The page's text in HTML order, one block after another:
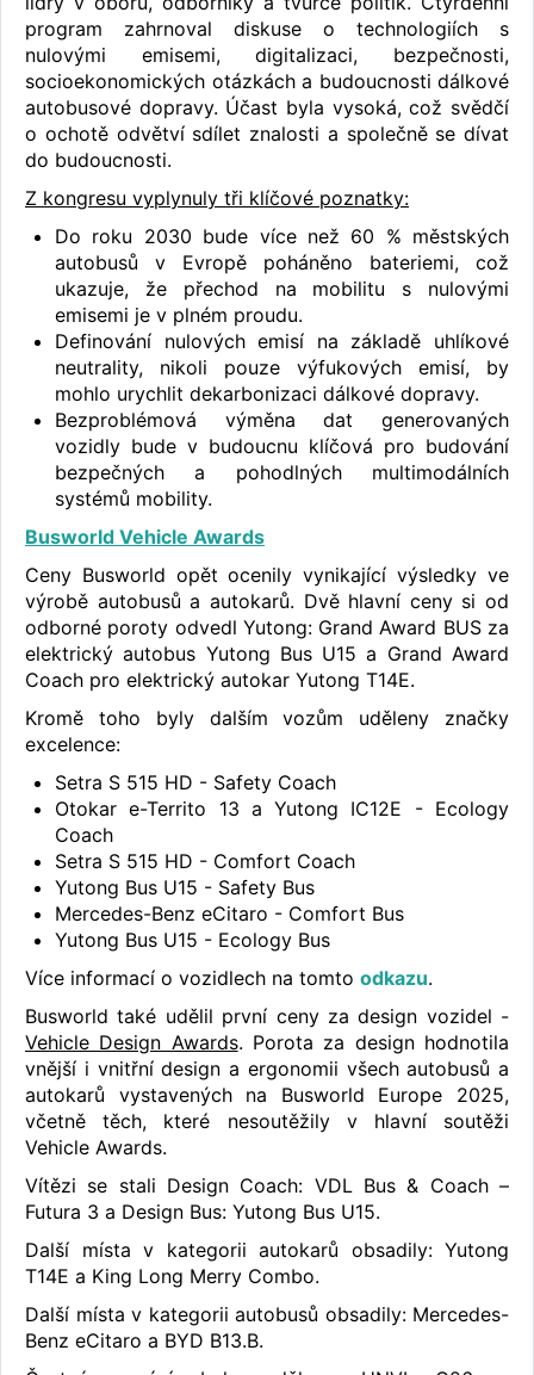
program zahrnoval diskuse o technologiích s
nulovými emisemi, digitalizaci, bezpečnosti,
socioekonomických otázkách a budoucnosti dálkové
autobusové dopravy. Účast byla vysoká, což svědčí
o ochotě odvětví sdílet znalosti a společně se dívat
do budoucnosti.
Z kongresu vyplynuly tři klíčové poznatky:
Do roku 2030 bude více než 60 % městských
autobusů v Evropě poháněno bateriemi, což
ukazuje, že přechod na mobilitu s nulovými
emisemi je v plném proudu.
Definování nulových emisí na základě uhlíkové
neutrality, nikoli pouze výfukových emisí, by
mohlo urychlit dekarbonizaci dálkové dopravy.
Bezproblémová výměna dat generovaných
vozidly bude v budoucnu klíčová pro budování
bezpečných a pohodlných multimodálních
systémů mobility.
Busworld Vehicle Awards
Ceny Busworld opět ocenily vynikající výsledky ve
výrobě autobusů a autokarů. Dvě hlavní ceny si od
odborné poroty odvedl Yutong: Grand Award BUS za
elektrický autobus Yutong Bus U15 a Grand Award
Coach pro elektrický autokar Yutong T14E.
Kromě toho byly dalším vozům uděleny značky
excelence:
Setra S 515 HD - Safety Coach
Otokar e-Territo 13 a Yutong IC12E - Ecology
Coach
Setra S 515 HD - Comfort Coach
Yutong Bus U15 - Safety Bus
Mercedes-Benz eCitaro - Comfort Bus
Yutong Bus U15 - Ecology Bus
Více informací o vozidlech na tomto odkazu.
Busworld také udělil první ceny za design vozidel -
Vehicle Design Awards. Porota za design hodnotila
vnější i vnitřní design a ergonomii všech autobusů a
autokarů vystavených na Busworld Europe 2025,
včetně těch, které nesoutěžily v hlavní soutěži
Vehicle Awards.
Vítězi se stali Design Coach: VDL Bus & Coach –
Futura 3 a Design Bus: Yutong Bus U15.
Další místa v kategorii autokarů obsadily: Yutong
T14E a King Long Merry Combo.
Další místa v kategorii autobusů obsadily: Mercedes-
Benz eCitaro a BYD B13.B.